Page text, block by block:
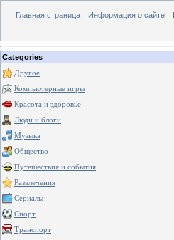
Главная страница Информация о сайте
Categories
Другое
Компьютерные игры
Красота и здоровье
Люди и блоги
Музыка
Общество
Путешествия и события
Развлечения
Сериалы
Спорт
Транспорт